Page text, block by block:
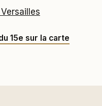
15e sur la carte